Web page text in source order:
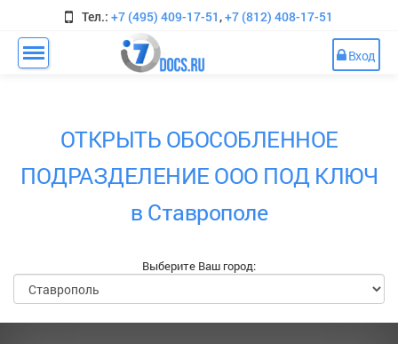
Тел.: +7 (495) 409-17-51,+7 (812) 408-17-51
Вход
ОТКРЫТЬ ОБОСОБЛЕННОЕ
ПОДРАЗДЕЛЕНИЕ ООО ПОД КЛЮЧ
в Ставрополе
Выберите Ваш город: